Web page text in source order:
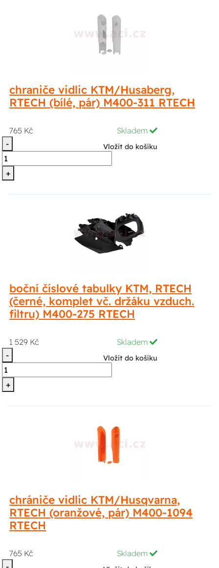
chraniče vidlic KTM/Husaberg,
RTECH (bílé, pár) M400-311 RTECH
765 Kč
Skladem
-
+
Vložit do košíku
boční číslové tabulky KTM, RTECH
(černé, komplet vč. držáku vzduch.
filtru) M400-275 RTECH
1 529 Kč
Skladem
-
+
Vložit do košíku
chrániče vidlic KTM/Husqvarna,
RTECH (oranžové, pár) M400-1094
RTECH
765 Kč
Skladem